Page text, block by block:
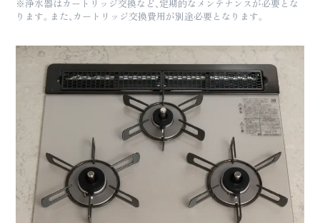
※浄水器はカートリッジ交換など、定期的なメンテナンスが必要とな
ります。また、カートリッジ交換費用が別途必要となります。